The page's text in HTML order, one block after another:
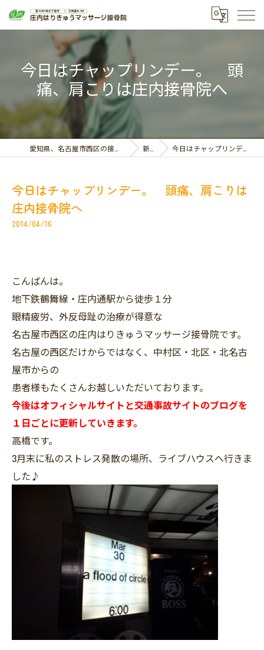
今日はチャップリンデー。 頭
痛、肩こりは庄内接骨院へ
愛知県、名古屋市西区の接骨院なら庄内はりきゅうマッサージ接骨院 新着情報 今日はチャップリンデー。 頭痛、肩こりは庄内接骨院へ
今日はチャップリンデー。 頭痛、肩こりは
庄内接骨院へ
2014/04/16
こんばんは。
地下鉄鶴舞線・庄内通駅から徒歩１分
眼精疲労、外反母趾の治療が得意な
名古屋市西区の庄内はりきゅうマッサージ接骨院です。
名古屋の西区だけからではなく、中村区・北区・北名古
屋市からの
患者様もたくさんお越しいただいております。
今後はオフィシャルサイトと交通事故サイトのブログを
１日ごとに更新していきます。
高橋です。
3月末に私のストレス発散の場所、ライブハウスへ行きま
した♪